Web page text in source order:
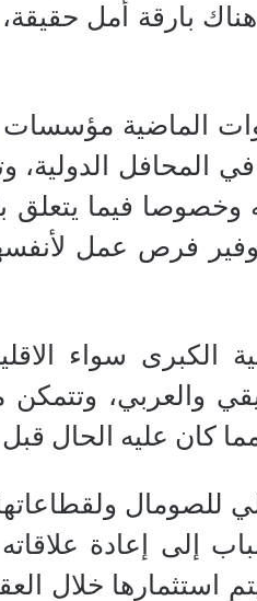
بارقة أمل
الماضية مؤسسات
المحافل الدولية،
فيما يتعلق
فرص عمل
سواء
والعربي،
مما كان عليه الحال
للصومال ولقطاعاتها
إلى إعادة
استثمارها خلال